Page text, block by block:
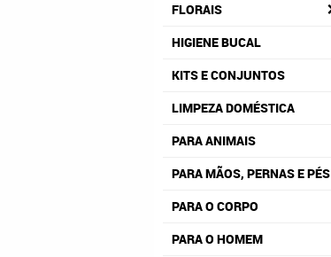
FLORAIS
HIGIENE BUCAL
KITS E CONJUNTOS
LIMPEZA DOMÉSTICA
PARA ANIMAIS
PARA MÃOS, PERNAS E PÉS
PARA O CORPO
PARA O HOMEM